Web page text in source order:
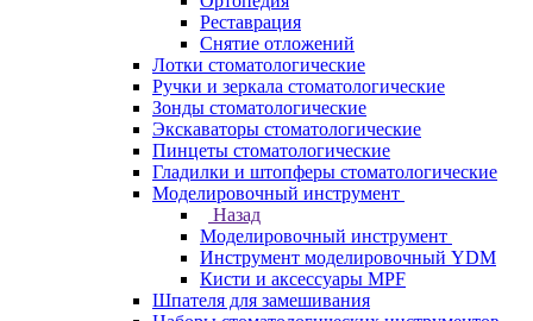
Реставрация
Снятие отложений
Лотки стоматологические
Ручки и зеркала стоматологические
Зонды стоматологические
Экскаваторы стоматологические
Пинцеты стоматологические
Гладилки и штопферы стоматологические
Моделировочный инструмент
Назад
Моделировочный инструмент
Инструмент моделировочный YDM
Кисти и аксессуары MPF
Шпателя для замешивания